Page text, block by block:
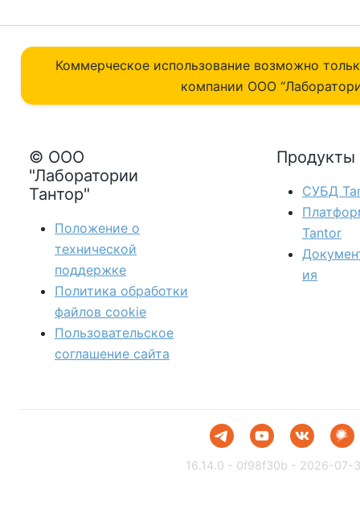
Коммерческое использование возможно
компании ОOO
© ООО
"Лаборатории
Тантор"
Положение о
технической
поддержке
Политика обработки
файлов сookie
Пользовательское
соглашение сайта
Продукты
СУБД
Tantor
ия
16.14.0 - 0f98f30b - 2026-07-